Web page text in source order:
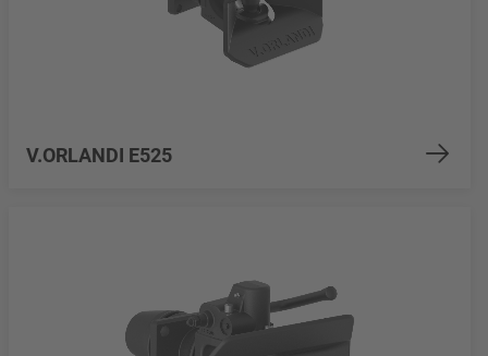
V.ORLANDI E525